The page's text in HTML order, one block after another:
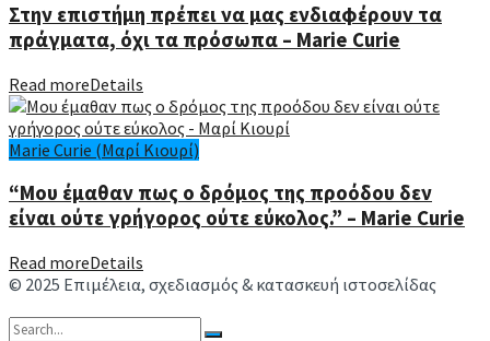
Στην επιστήμη πρέπει να μας ενδιαφέρουν τα
πράγματα, όχι τα πρόσωπα – Marie Curie
Read moreDetails
Marie Curie (Μαρί Κιουρί)
“Μου έμαθαν πως ο δρόμος της προόδου δεν
είναι ούτε γρήγορος ούτε εύκολος.” – Marie Curie
Read moreDetails
© 2025 Επιμέλεια, σχεδιασμός & κατασκευή ιστοσελίδας